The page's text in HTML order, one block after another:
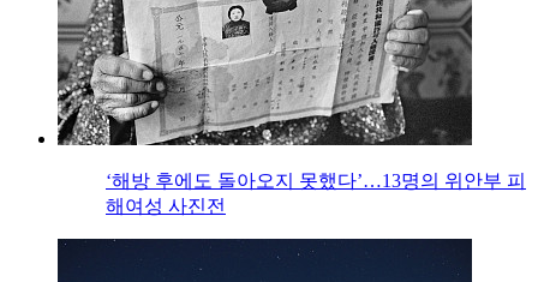
‘해방 후에도 돌아오지 못했다’…13명의 위안부 피
해여성 사진전